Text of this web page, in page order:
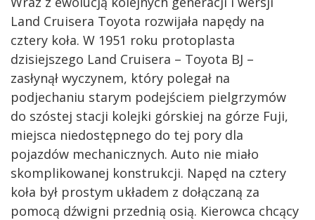
Land Cruisera Toyota rozwijała napędy na
cztery koła. W 1951 roku protoplasta
dzisiejszego Land Cruisera – Toyota BJ –
zasłynął wyczynem, który polegał na
podjechaniu starym podejściem pielgrzymów
do szóstej stacji kolejki górskiej na górze Fuji,
miejsca niedostępnego do tej pory dla
pojazdów mechanicznych. Auto nie miało
skomplikowanej konstrukcji. Napęd na cztery
koła był prostym układem z dołączaną za
pomocą dźwigni przednią osią. Kierowca chcący